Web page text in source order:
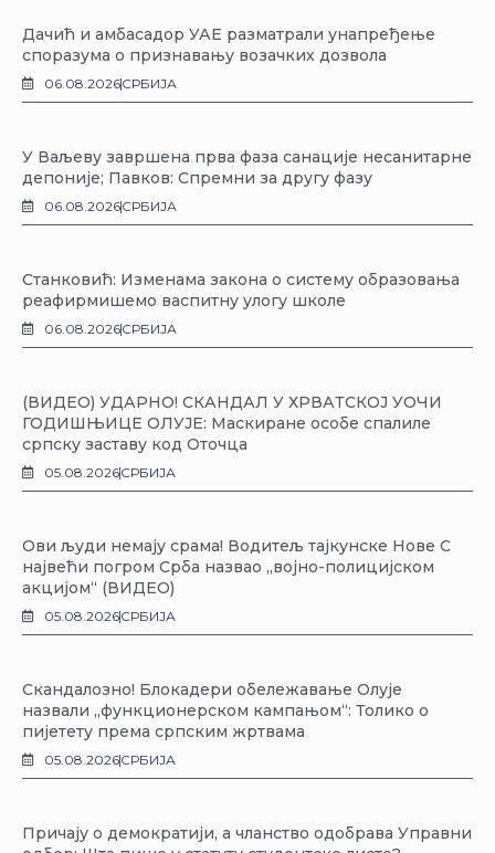
Дачић и амбасадор УАЕ разматрали унапређење
споразума о признавању возачких дозвола
06.08.2026СРБИЈА
У Ваљеву завршена прва фаза санације несанитарне
депоније; Павков: Спремни за другу фазу
06.08.2026СРБИЈА
Станковић: Изменама закона о систему образовања
реафирмишемо васпитну улогу школе
06.08.2026СРБИЈА
(ВИДЕО) УДАРНО! СКАНДАЛ У ХРВАТСКОЈ УОЧИ
ГОДИШЊИЦЕ ОЛУЈЕ: Маскиране особе спалиле
српску заставу код Оточца
05.08.2026СРБИЈА
Ови људи немају срама! Водитељ тајкунске Нове С
највећи погром Срба назвао „војно-полицијском
акцијом“ (ВИДЕО)
05.08.2026СРБИЈА
Скандалозно! Блокадери обележавање Олује
назвали „функционерском кампањом“: Толико о
пијетету према српским жртвама
05.08.2026СРБИЈА
Причају о демократији, а чланство одобрава Управни